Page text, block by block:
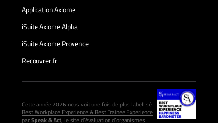
Application Axiome
iSuite Axiome Alpha
iSuite Axiome Provence
Recouvrer.fr
Cette année 2026 nous voit une fois de plus labellisé
Best Workplace Experience & Best Trainee Experience
parSpeak & Act, le site d’évaluation d’organismes